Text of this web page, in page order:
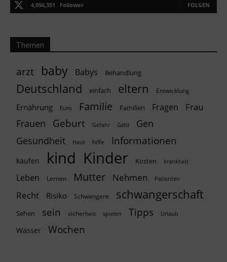
4,056,351 Follower FOLGEN
Themen
arzt baby Babys Behandlung
Deutschland einfach eltern Entwicklung
Ernährung Euro Familie Familien Fragen Frau
Frauen Geburt Gefahr Geld
Gen
Gesundheit
Haut hilfe Informationen
kaufen kind Kinder Kosten krankheit
Leben Lernen Mutter Nehmen Patienten
Recht Risiko Schwangere schwangerschaft
Sehen sein sicherheit spielen Tipps Urlaub
Wasser Wochen